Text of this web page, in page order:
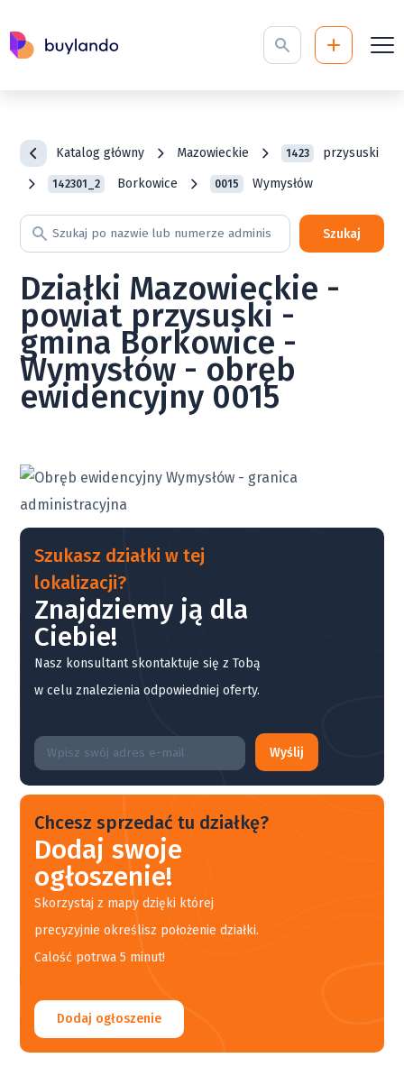
Katalog główny Mazowieckie 1423 przysuski
142301_2 Borkowice 0015 Wymysłów
Szukaj
Działki Mazowieckie -
powiat przysuski -
gmina Borkowice -
Wymysłów - obręb
ewidencyjny 0015
Szukasz działki w tej
lokalizacji?
Znajdziemy ją dla
Ciebie!
Nasz konsultant skontaktuje się z Tobą
w celu znalezienia odpowiedniej oferty.
Wyślij
Chcesz sprzedać tu działkę?
Dodaj swoje
ogłoszenie!
Skorzystaj z mapy dzięki której
precyzyjnie określisz położenie działki.
Calość potrwa 5 minut!
Dodaj ogłoszenie